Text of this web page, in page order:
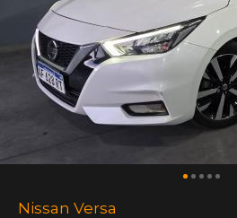
Nissan Versa